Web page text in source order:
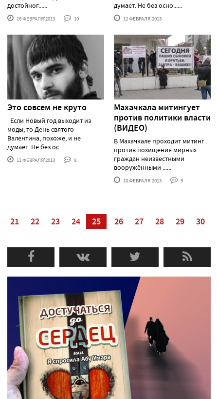
достойног......
16 ФЕВРАЛЯ'2013 10
думает. Не без осно......
12 ФЕВРАЛЯ'2013
Это совсем не круто
Если Новый год выходит из
моды, то День святого
Валентина, похоже, и не
думает. Не без ос......
11 ФЕВРАЛЯ'2013 8
Махачкала митингует
против политики власти
(ВИДЕО)
В Махачкале проходит митинг
против похищения мирных
граждан неизвестными
вооружёнными ......
10 ФЕВРАЛЯ'2013 9
21 22 23 24 25 26 27 28 29 30